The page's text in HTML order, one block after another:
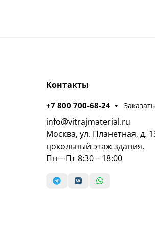
Контакты
+7 800 700-68-24
info@vitrajmaterial.ru
Москва, ул. Планетная, д.
цокольный этаж здания.
Пн—Пт 8:30 – 18:00